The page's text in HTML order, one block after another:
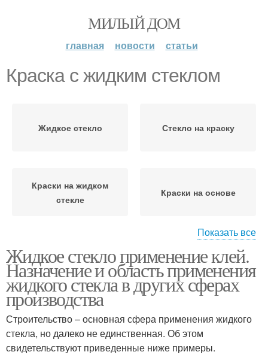
МИЛЫЙ ДОМ
главная новости статьи
Краска с жидким стеклом
Жидкое стекло Стекло на краску
Краски на жидком
стекле
Краски на основе
Силикатные краски Стекло для дерева
Стекло для декора
Показать все
Жидкое стекло применение клей.
Назначение и область применения
жидкого стекла в других сферах
производства
Строительство – основная сфера применения жидкого
стекла, но далеко не единственная. Об этом
свидетельствуют приведенные ниже примеры.